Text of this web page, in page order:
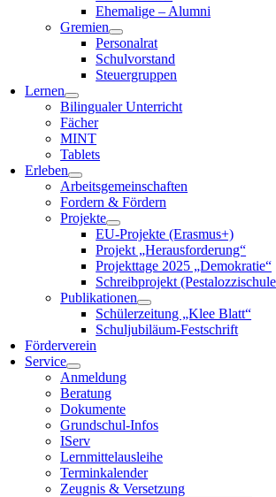
Ehemalige – Alumni
Gremien
Personalrat
Schulvorstand
Steuergruppen
Lernen
Bilingualer Unterricht
Fächer
MINT
Tablets
Erleben
Arbeitsgemeinschaften
Fordern & Fördern
Projekte
EU-Projekte (Erasmus+)
Projekt „Herausforderung“
Projekttage 2025 „Demokratie“
Schreibprojekt
Publikationen
Schülerzeitung „Klee Blatt“
Schuljubiläum-Festschrift
Förderverein
Service
Anmeldung
Beratung
Dokumente
Grundschul-Infos
IServ
Lernmittelausleihe
Terminkalender
Zeugnis & Versetzung